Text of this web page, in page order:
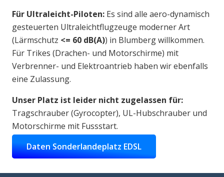
Für Ultraleicht-Piloten: Es sind alle aero-dynamisch
gesteuerten Ultraleichtflugzeuge moderner Art
(Lärmschutz <= 60 dB(A)) in Blumberg willkommen.
Für Trikes (Drachen- und Motorschirme) mit
Verbrenner- und Elektroantrieb haben wir ebenfalls
eine Zulassung.
Unser Platz ist leider nicht zugelassen für:
Tragschrauber (Gyrocopter), UL-Hubschrauber und
Motorschirme mit Fussstart.
Daten Sonderlandeplatz EDSL